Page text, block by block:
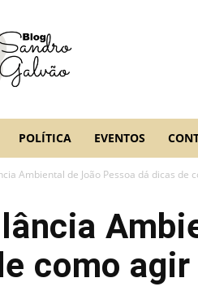
POLÍTICA EVENTOS
Ambiental de João Pessoa dá dicas de
como